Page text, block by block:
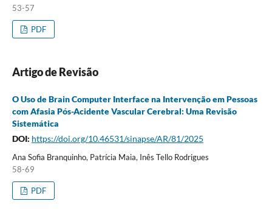
53-57
PDF
Artigo de Revisão
O Uso de Brain Computer Interface na Intervenção em Pessoas
com Afasia Pós-Acidente Vascular Cerebral: Uma Revisão
Sistemática
DOI: https://doi.org/10.46531/sinapse/AR/81/2025
Ana Sofia Branquinho, Patrícia Maia, Inês Tello Rodrigues
58-69
PDF